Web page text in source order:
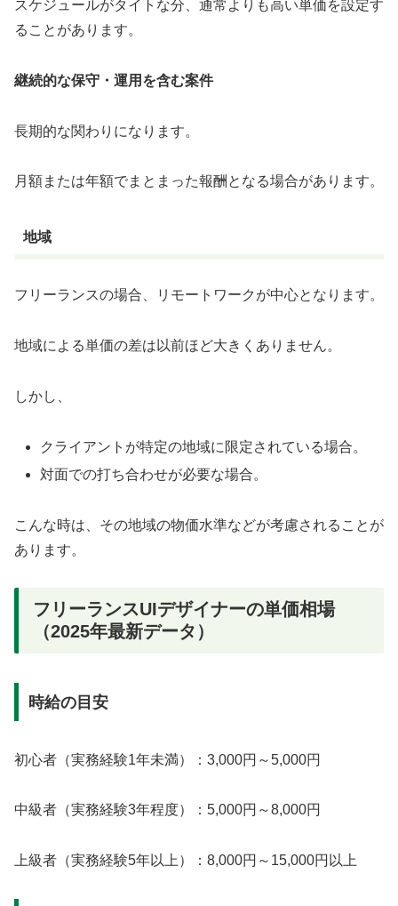
スケジュールがタイトな分、通常よりも高い単価を設定す
ることがあります。
継続的な保守・運用を含む案件
長期的な関わりになります。
月額または年額でまとまった報酬となる場合があります。
地域
フリーランスの場合、リモートワークが中心となります。
地域による単価の差は以前ほど大きくありません。
しかし、
クライアントが特定の地域に限定されている場合。
対面での打ち合わせが必要な場合。
こんな時は、その地域の物価水準などが考慮されることが
あります。
フリーランスUIデザイナーの単価相場
（2025年最新データ）
時給の目安
初心者（実務経験1年未満）：3,000円～5,000円
中級者（実務経験3年程度）：5,000円～8,000円
上級者（実務経験5年以上）：8,000円～15,000円以上